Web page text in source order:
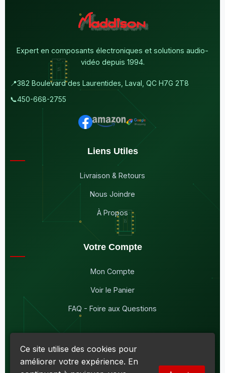
Expert en composants électroniques et solutions audio-
vidéo depuis 1994.
📍382 Boulevard des Laurentides, Laval, QC H7G 2T8
📞450-668-2755
Liens Utiles
Livraison & Retours
Nous Joindre
À Propos
Votre Compte
Mon Compte
Voir le Panier
FAQ - Foire aux Questions
© 2026Maddison Électronique Inc.
Ce site utilise des cookies pour
améliorer votre expérience. En